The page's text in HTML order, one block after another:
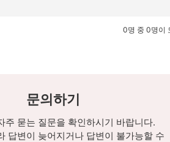
0명 중 0명이
문의하기
주 묻는 질문을 확인하시기 바랍니다.
답변이 늦어지거나 답변이 불가능할 수